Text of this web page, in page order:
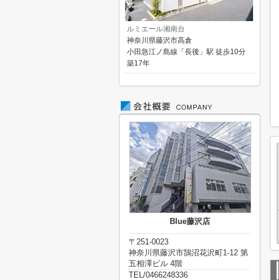
ルミエール湘南台
神奈川県藤沢市高倉
小田急江ノ島線「長後」駅 徒歩10分
築17年
Blue藤沢店
〒251-0023
神奈川県藤沢市鵠沼花沢町1-12 第
五相澤ビル 4階
TEL/0466248336